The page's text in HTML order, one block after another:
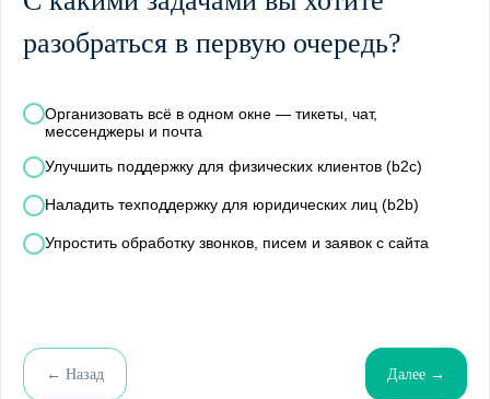
разобраться в первую очередь?
Организовать всё в одном окне — тикеты, чат,
мессенджеры и почта
Улучшить поддержку для физических клиентов (b2c)
Наладить техподдержку для юридических лиц (b2b)
Упростить обработку звонков, писем и заявок с сайта
← Назад Далее →